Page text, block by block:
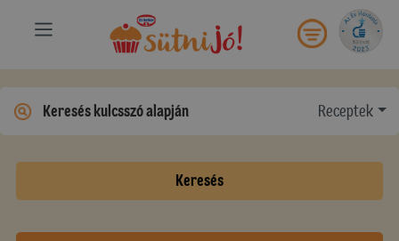
Receptek
Keresés